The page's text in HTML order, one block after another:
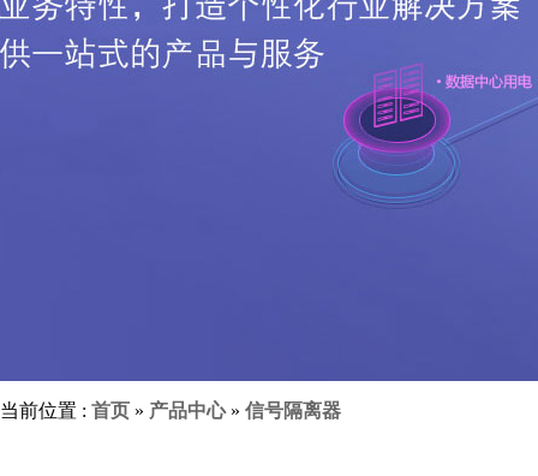
当前位置 : 首页 » 产品中心» 信号隔离器